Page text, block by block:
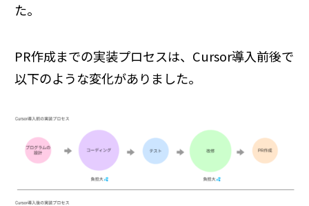
た。
PR作成までの実装プロセスは、Cursor導入前後で
以下のような変化がありました。